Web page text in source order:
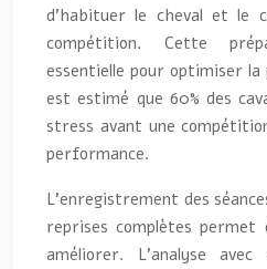
d’habituer le cheval et le
compétition. Cette
essentielle pour optimiser
est estimé que 60% des
stress avant une
performance.
L’enregistrement des
reprises complètes permet
améliorer. L’analyse